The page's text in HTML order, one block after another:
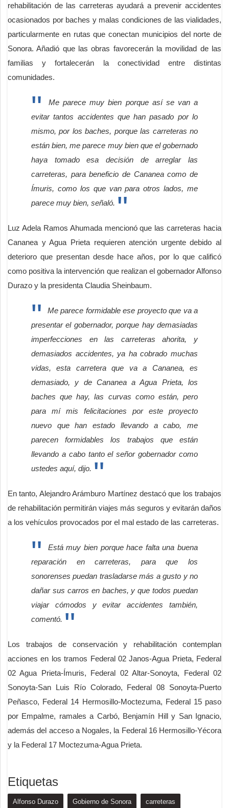
rehabilitación de las carreteras ayudará a prevenir accidentes
ocasionados por baches y malas condiciones de las vialidades,
particularmente en rutas que conectan municipios del norte de
Sonora. Añadió que las obras favorecerán la movilidad de las
familias y fortalecerán la conectividad entre distintas
comunidades.
Me parece muy bien porque así se van a
evitar tantos accidentes que han pasado por lo
mismo, por los baches, porque las carreteras no
están bien, me parece muy bien que el gobernado
haya tomado esa decisión de arreglar las
carreteras, para beneficio de Cananea como de
Ímuris, como los que van para otros lados, me
parece muy bien, señaló.
Luz Adela Ramos Ahumada mencionó que las carreteras hacia
Cananea y Agua Prieta requieren atención urgente debido al
deterioro que presentan desde hace años, por lo que calificó
como positiva la intervención que realizan el gobernador Alfonso
Durazo y la presidenta Claudia Sheinbaum.
Me parece formidable ese proyecto que va a
presentar el gobernador, porque hay demasiadas
imperfecciones en las carreteras ahorita, y
demasiados accidentes, ya ha cobrado muchas
vidas, esta carretera que va a Cananea, es
demasiado, y de Cananea a Agua Prieta, los
baches que hay, las curvas como están, pero
para mí mis felicitaciones por este proyecto
nuevo que han estado llevando a cabo, me
parecen formidables los trabajos que están
llevando a cabo tanto el señor gobernador como
ustedes aquí, dijo.
En tanto, Alejandro Arámburo Martínez destacó que los trabajos
de rehabilitación permitirán viajes más seguros y evitarán daños
a los vehículos provocados por el mal estado de las carreteras.
Está muy bien porque hace falta una buena
reparación en carreteras, para que los
sonorenses puedan trasladarse más a gusto y no
dañar sus carros en baches, y que todos puedan
viajar cómodos y evitar accidentes también,
comentó.
Los trabajos de conservación y rehabilitación contemplan
acciones en los tramos Federal 02 Janos-Agua Prieta, Federal
02 Agua Prieta-Ímuris, Federal 02 Altar-Sonoyta, Federal 02
Sonoyta-San Luis Río Colorado, Federal 08 Sonoyta-Puerto
Peñasco, Federal 14 Hermosillo-Moctezuma, Federal 15 paso
por Empalme, ramales a Carbó, Benjamín Hill y San Ignacio,
además del acceso a Nogales, la Federal 16 Hermosillo-Yécora
y la Federal 17 Moctezuma-Agua Prieta.
Etiquetas
Alfonso Durazo Gobierno de Sonora carreteras